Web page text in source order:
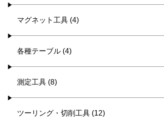
マグネット工具 (4)
各種テーブル (4)
測定工具 (8)
ツーリング・切削工具 (12)